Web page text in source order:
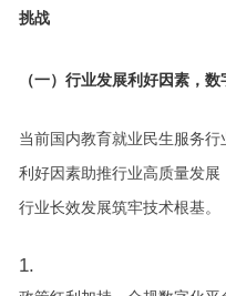
挑战
（一）行业发展利好因素，
当前国内教育就业民生服务
利好因素助推行业高质量发
行业长效发展筑牢技术根基。